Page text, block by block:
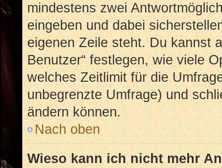
mindestens zwei
eingeben und dabei
eigenen Zeile steht. Du kannst
Benutzer“ festlegen, wie viele
welches Zeitlimit für die
unbegrenzte Umfrage) und
ändern können.
Nach oben
Wieso kann ich nicht mehr